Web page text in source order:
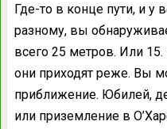
Где-то в конце пути, и у
разному, вы
всего 25 метров. Или
они приходят реже. Вы
приближение. Юбилей,
или приземление в